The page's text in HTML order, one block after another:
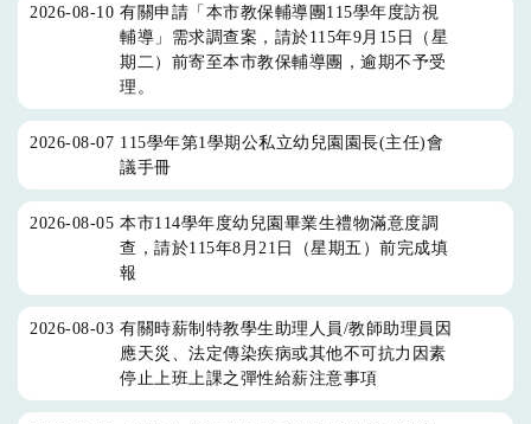
2026-08-10 有關申請「本市教保輔導團115學年度訪視
輔導」需求調查案，請於115年9月15日（星
期二）前寄至本市教保輔導團，逾期不予受
理。
2026-08-07 115學年第1學期公私立幼兒園園長(主任)會
議手冊
2026-08-05 本市114學年度幼兒園畢業生禮物滿意度調
查，請於115年8月21日（星期五）前完成填
報
2026-08-03 有關時薪制特教學生助理人員/教師助理員因
應天災、法定傳染疾病或其他不可抗力因素
停止上班上課之彈性給薪注意事項